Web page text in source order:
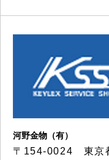
河野金物（有）
〒154-0024 東京